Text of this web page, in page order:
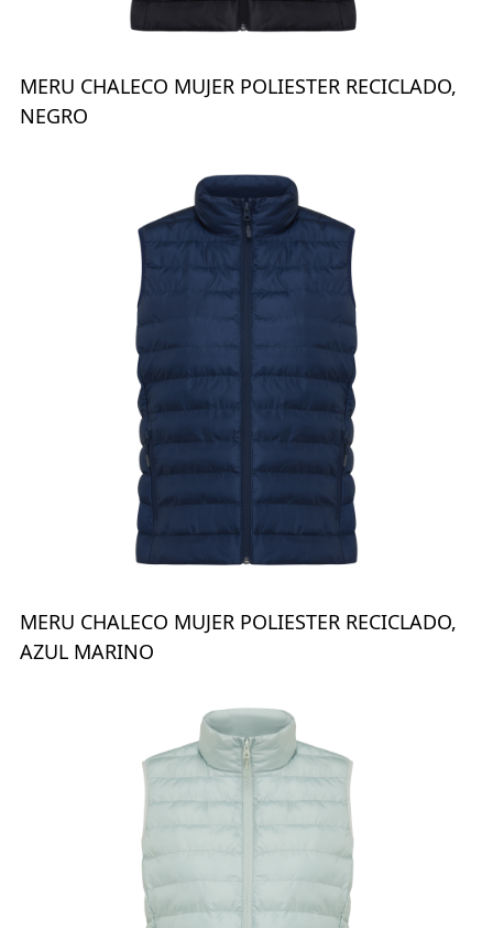
MERU CHALECO MUJER POLIESTER RECICLADO,
NEGRO
MERU CHALECO MUJER POLIESTER RECICLADO,
AZUL MARINO